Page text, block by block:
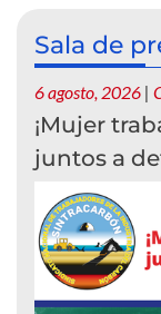
Sala de
6 agosto, 2026 |
¡Mujer
juntos a